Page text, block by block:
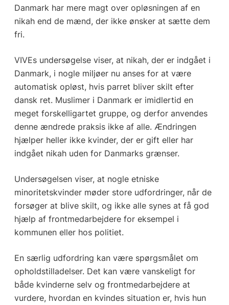
Danmark har mere magt over opløsningen af en
nikah end de mænd, der ikke ønsker at sætte dem
fri.
VIVEs undersøgelse viser, at nikah, der er indgået i
Danmark, i nogle miljøer nu anses for at være
automatisk opløst, hvis parret bliver skilt efter
dansk ret. Muslimer i Danmark er imidlertid en
meget forskelligartet gruppe, og derfor anvendes
denne ændrede praksis ikke af alle. Ændringen
hjælper heller ikke kvinder, der er gift eller har
indgået nikah uden for Danmarks grænser.
Undersøgelsen viser, at nogle etniske
minoritetskvinder møder store udfordringer, når de
forsøger at blive skilt, og ikke alle synes at få god
hjælp af frontmedarbejdere for eksempel i
kommunen eller hos politiet.
En særlig udfordring kan være spørgsmålet om
opholdstilladelser. Det kan være vanskeligt for
både kvinderne selv og frontmedarbejdere at
vurdere, hvordan en kvindes situation er, hvis hun